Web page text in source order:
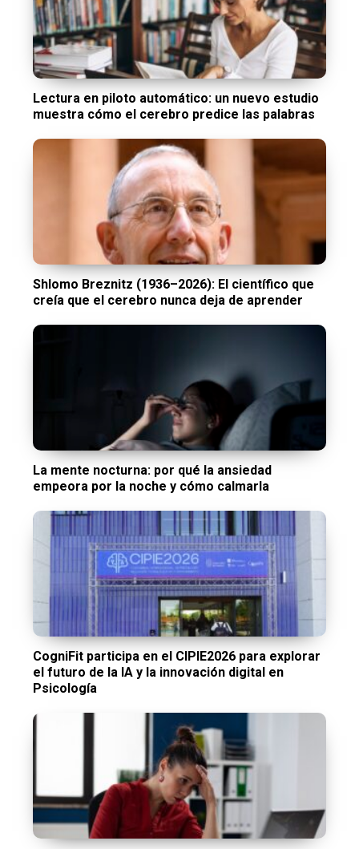
Lectura en piloto automático: un nuevo estudio
muestra cómo el cerebro predice las palabras
Shlomo Breznitz (1936–2026): El científico que
creía que el cerebro nunca deja de aprender
La mente nocturna: por qué la ansiedad
empeora por la noche y cómo calmarla
CogniFit participa en el CIPIE2026 para explorar
el futuro de la IA y la innovación digital en
Psicología